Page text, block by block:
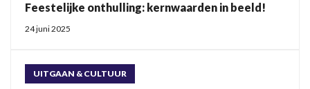
Feestelijke onthulling: kernwaarden in beeld!
24 juni 2025
UITGAAN & CULTUUR